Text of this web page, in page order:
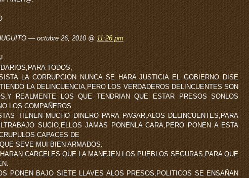
— octubre 26, 2010 @ 11:26 pm
TODOS,
LA CORRUPCION NUNCA SE HARA JUSTICIA EL GOBIERNO DISE
LA DELINCUENCIA,PERO LOS VERDADEROS DELINCUENTES SON
REALMENTE LOS QUE TENDRIAN QUE ESTAR PRESOS SONLOS
LOS COMPAÑEROS.
TIENEN MUCHO DINERO PARA PAGAR,ALOS DELINCUENTES,PARA
SUCIO,ELLOS JAMAS PONENLA CARA,PERO PONEN A ESTA
CAPACES DE
SEVE MUI BIEN ARMADOS.
CARCELES QUE LA MANEJEN LOS PUEBLOS SEGURAS,PARA QUE
PONEN BAJO SIETE LLAVES ALOS PRESOS,POLITICOS SE ENSAÑAN